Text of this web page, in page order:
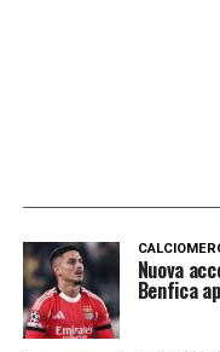
Nuova
Benfica